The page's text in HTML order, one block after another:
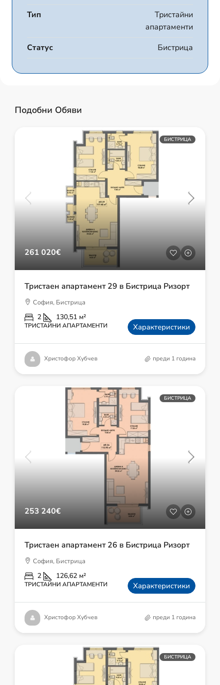
Тип
Тристайни
апартаменти
Статус
Бистрица
Подобни Обяви
БИСТРИЦА
261 020€
Тристаен апартамент 29 в Бистрица Ризорт
София, Бистрица
2 130,51 м²
ТРИСТАЙНИ АПАРТАМЕНТИ Характеристики
Христофор Хубчев преди 1 година
БИСТРИЦА
253 240€
Тристаен апартамент 26 в Бистрица Ризорт
София, Бистрица
2 126,62 м²
ТРИСТАЙНИ АПАРТАМЕНТИ Характеристики
Христофор Хубчев преди 1 година
БИСТРИЦА